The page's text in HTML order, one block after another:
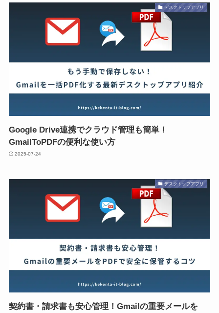
デスクトップアプリ
Google Drive連携でクラウド管理も簡単！
GmailToPDFの便利な使い方
2025-07-24
デスクトップアプリ
契約書・請求書も安心管理！Gmailの重要メールを